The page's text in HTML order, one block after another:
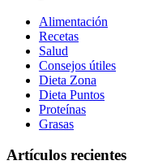
Alimentación
Recetas
Salud
Consejos útiles
Dieta Zona
Dieta Puntos
Proteínas
Grasas
Artículos recientes